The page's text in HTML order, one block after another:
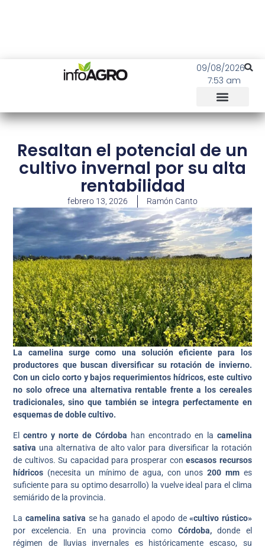
09/08/2026
7:53 am
Resaltan el potencial de un
cultivo invernal por su alta
rentabilidad
febrero 13, 2026 Ramón Canto
La camelina surge como una solución eficiente para los
productores que buscan diversificar su rotación de invierno.
Con un ciclo corto y bajos requerimientos hídricos, este cultivo
no solo ofrece una alternativa rentable frente a los cereales
tradicionales, sino que también se integra perfectamente en
esquemas de doble cultivo.
Elcentro y norte de Córdoba han encontrado en la camelina
sativa una alternativa de alto valor para diversificar la rotación
de cultivos. Su capacidad para prosperar conescasos recursos
hídricos (necesita un mínimo de agua, con unos200 mmes
suficiente para su optimo desarrollo) la vuelve ideal para el clima
semiárido de la provincia.
La camelina sativa se ha ganado el apodo de«cultivo rústico»
por excelencia. En una provincia como Córdoba,donde el
régimen de lluvias invernales es históricamente escaso, su